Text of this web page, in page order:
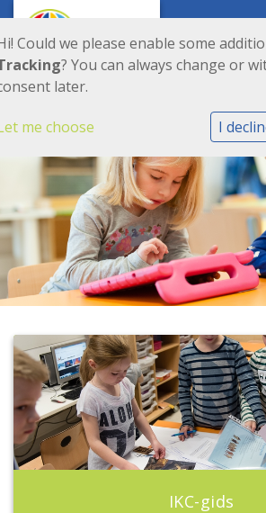
IKC-gids
Could we please enable some
? You can always change or
later.
me choose I